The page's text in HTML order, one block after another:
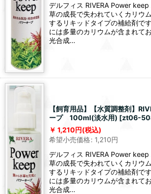
デルフィス RIVERA Power
草の成長で失われていくカリウ
するリキッドタイプの補給剤で
には多量のカリウムが含まれて
光合成…
【飼育用品】【水質調整剤】
ープ 100ml(淡水用) [zt06-
1,210円(税込)
希望小売価格: 1,210円
デルフィス RIVERA Power
草の成長で失われていくカリウ
するリキッドタイプの補給剤で
には多量のカリウムが含まれて
光合成…